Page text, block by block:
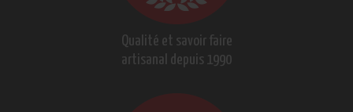
Qualité et savoir faire
artisanal depuis 1990